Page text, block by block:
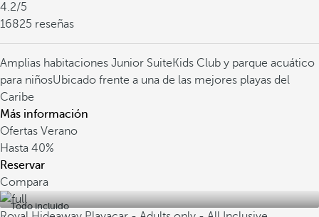
4.2/5
16825 reseñas
Amplias habitaciones Junior SuiteKids Club y parque acuático
para niñosUbicado frente a una de las mejores playas del
Caribe
Más información
Ofertas Verano
Hasta 40%
Reservar
Compara
Todo incluido